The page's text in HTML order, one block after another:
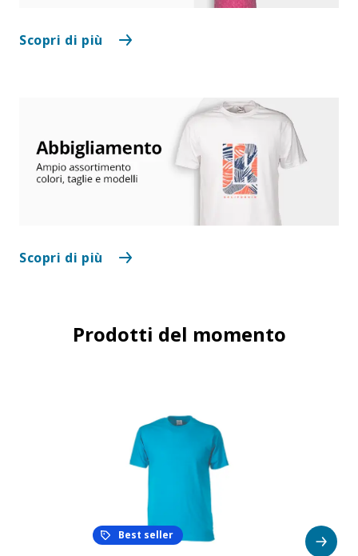
Scopri di più
Scopri di più
Prodotti del momento
Best seller